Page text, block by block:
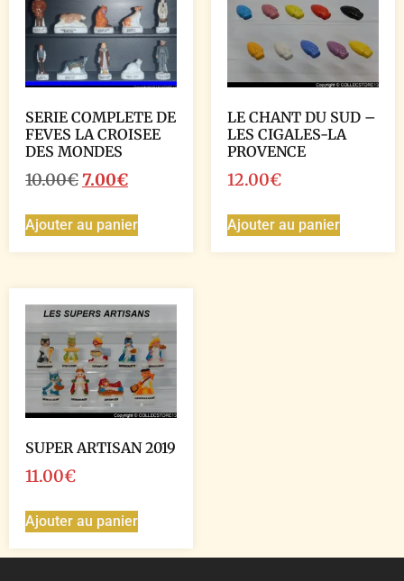
SERIE COMPLETE DE
FEVES LA CROISEE
DES MONDES
10.00€7.00€
Ajouter au panier
LE CHANT DU SUD –
LES CIGALES-LA
PROVENCE
12.00€
Ajouter au panier
SUPER ARTISAN 2019
11.00€
Ajouter au panier